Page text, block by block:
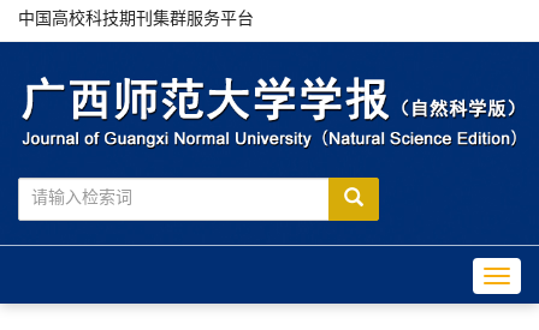
中国高校科技期刊集群服务平台